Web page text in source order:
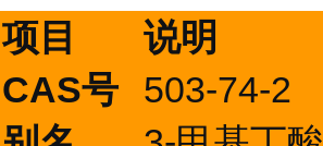
项目
说明
CAS号
503-74-2